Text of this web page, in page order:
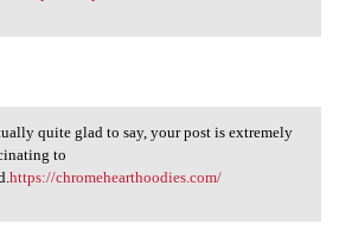
quite glad to say,
quite glad to say, your post is extremely
to
https://chromehearthoodies.com/